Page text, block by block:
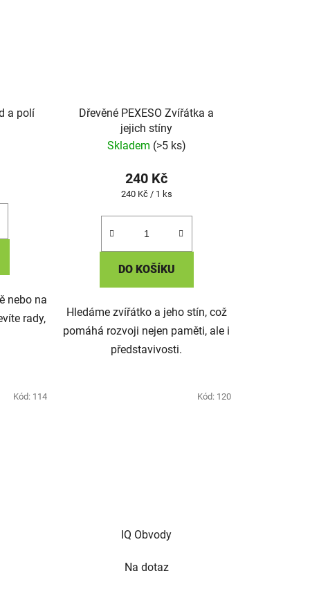
a polí
nebo na
rady,
Dřevěné PEXESO Zvířátka a
jejich stíny
Skladem (>5 ks)
240 Kč
Měrná
240 Kč / 1 ks
DO KOŠÍKU
Hledáme zvířátko a jeho stín, což
pomáhá rozvoji nejen paměti, ale i
představivosti.
Kód: 114
IQ Obvody
Na dotaz
Kód: 120